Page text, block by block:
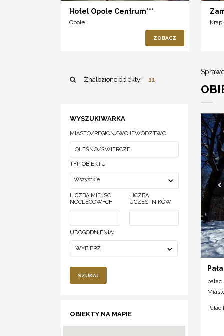
Hotel Opole Centrum***
Opole
ZOBACZ
Znalezione obiekty: 11
WYSZUKIWARKA
MIASTO/REGION/WOJEWÓDZTWO
TYP OBIEKTU
Wszystkie
LICZBA MIEJSC
NOCLEGOWYCH
LICZBA
UCZESTNIKÓW
UDOGODNIENIA:
WYBIERZ
SZUKAJ
OBIEKTY NA MAPIE
pałac